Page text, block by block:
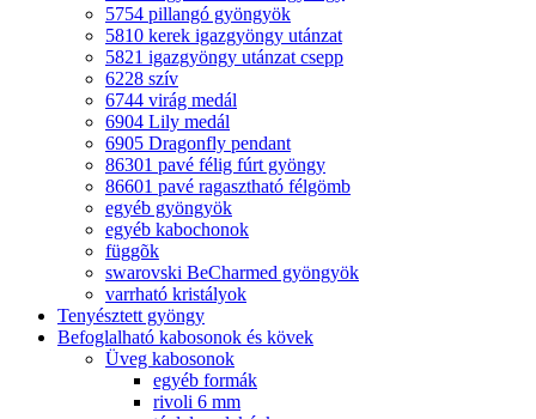
5754 pillangó gyöngyök
5810 kerek igazgyöngy utánzat
5821 igazgyöngy utánzat csepp
6228 szív
6744 virág medál
6904 Lily medál
6905 Dragonfly pendant
86301 pavé félig fúrt gyöngy
86601 pavé ragasztható félgömb
egyéb gyöngyök
egyéb kabochonok
függõk
swarovski BeCharmed gyöngyök
varrható kristályok
Tenyésztett gyöngy
Befoglalható kabosonok és kövek
Üveg kabosonok
egyéb formák
rivoli 6 mm